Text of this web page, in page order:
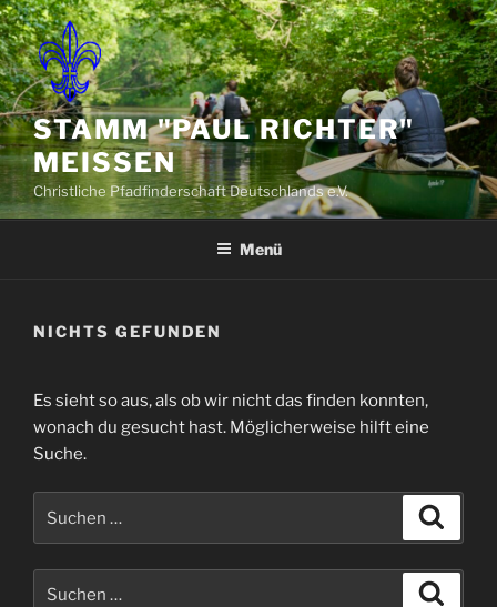
Zum
Inhalt
springen
STAMM "PAUL RICHTER"
MEISSEN
Christliche Pfadfinderschaft Deutschlands e.V.
Menü
NICHTS GEFUNDEN
Es sieht so aus, als ob wir nicht das finden konnten,
wonach du gesucht hast. Möglicherweise hilft eine
Suche.